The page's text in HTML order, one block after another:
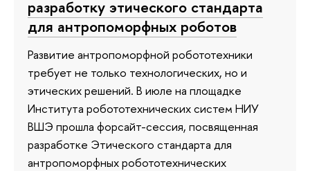
разработку этического стандарта
для антропоморфных роботов
Развитие антропоморфной робототехники
требует не только технологических, но и
этических решений. В июле на площадке
Института робототехнических систем НИУ
ВШЭ прошла форсайт-сессия, посвященная
разработке Этического стандарта для
антропоморфных робототехнических